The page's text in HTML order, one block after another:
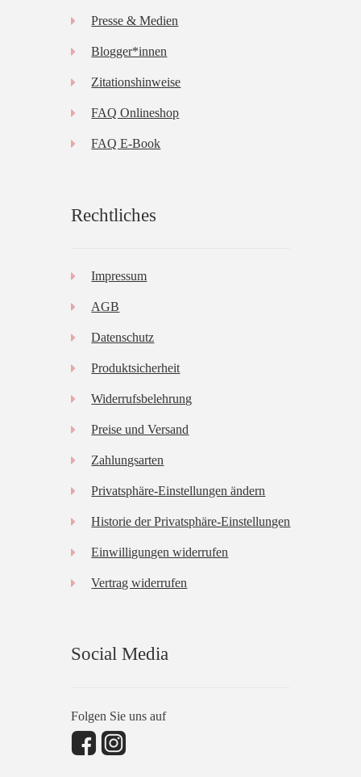
Presse & Medien
Blogger*innen
Zitationshinweise
FAQ Onlineshop
FAQ E-Book
Rechtliches
Impressum
AGB
Datenschutz
Produktsicherheit
Widerrufsbelehrung
Preise und Versand
Zahlungsarten
Privatsphäre-Einstellungen ändern
Historie der Privatsphäre-Einstellungen
Einwilligungen widerrufen
Vertrag widerrufen
Social Media
Folgen Sie uns auf